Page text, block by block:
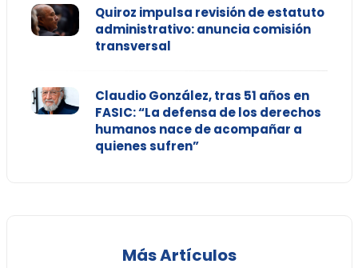
Quiroz impulsa revisión de estatuto
administrativo: anuncia comisión
transversal
Claudio González, tras 51 años en
FASIC: “La defensa de los derechos
humanos nace de acompañar a
quienes sufren”
Más Artículos